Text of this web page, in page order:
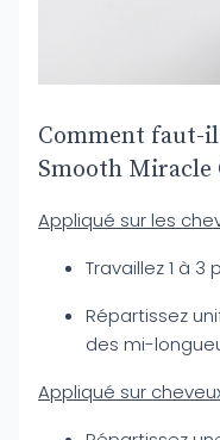
Comment faut-
Smooth Miracle
Appliqué sur les
Travaillez 1 à
Répartissez
des mi-
Appliqué sur